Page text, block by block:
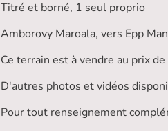
Titré et borné, 1 seul proprio
Amborovy Maroala, vers Epp
Ce terrain est à vendre au prix de
D'autres photos et vidéos
Pour tout renseignement